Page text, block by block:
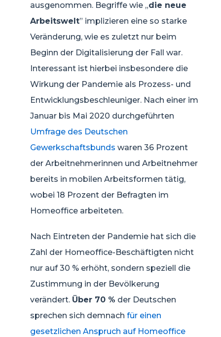
ausgenommen. Begriffe wie „die neue
Arbeitswelt” implizieren eine so starke
Veränderung, wie es zuletzt nur beim
Beginn der Digitalisierung der Fall war.
Interessant ist hierbei insbesondere die
Wirkung der Pandemie als Prozess- und
Entwicklungsbeschleuniger. Nach einer im
Januar bis Mai 2020 durchgeführten
Umfrage des Deutschen
Gewerkschaftsbunds waren 36 Prozent
der Arbeitnehmerinnen und Arbeitnehmer
bereits in mobilen Arbeitsformen tätig,
wobei 18 Prozent der Befragten im
Homeoffice arbeiteten.
Nach Eintreten der Pandemie hat sich die
Zahl der Homeoffice-Beschäftigten nicht
nur auf 30 % erhöht, sondern speziell die
Zustimmung in der Bevölkerung
verändert. Über 70 % der Deutschen
sprechen sich demnach für einen
gesetzlichen Anspruch auf Homeoffice